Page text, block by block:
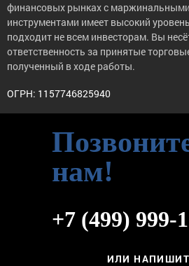
финансовых рынках с
инструментами имеет высокий
подходит не всем инвесторам. Вы
ответственность за принятые
полученный в ходе работы.
ОГРН: 1157746825940
нам!
+7 (499) 999-
ИЛИ